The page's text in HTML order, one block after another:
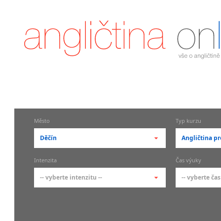
Město
Děčín
-- vyberte město --
pražské městské části
Typ kurzu
Angličtina
-- vyberte
Intenzita
-- vyberte intenzitu --
Čas výuky
-- vyberte